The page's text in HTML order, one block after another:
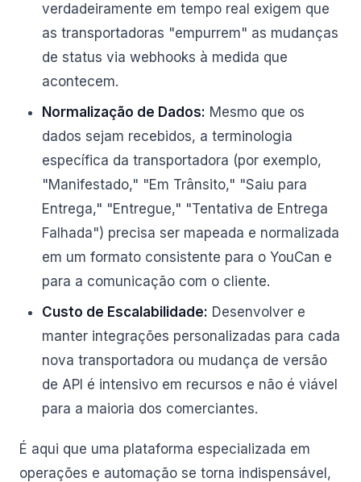
verdadeiramente em tempo real exigem que
as transportadoras "empurrem" as mudanças
de status via webhooks à medida que
acontecem.
Normalização de Dados: Mesmo que os
dados sejam recebidos, a terminologia
específica da transportadora (por exemplo,
"Manifestado," "Em Trânsito," "Saiu para
Entrega," "Entregue," "Tentativa de Entrega
Falhada") precisa ser mapeada e normalizada
em um formato consistente para o YouCan e
para a comunicação com o cliente.
Custo de Escalabilidade: Desenvolver e
manter integrações personalizadas para cada
nova transportadora ou mudança de versão
de API é intensivo em recursos e não é viável
para a maioria dos comerciantes.
É aqui que uma plataforma especializada em
operações e automação se torna indispensável,